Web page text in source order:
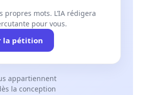
propres mots. L’IA rédigera
pour vous.
la pétition
appartiennent
la conception